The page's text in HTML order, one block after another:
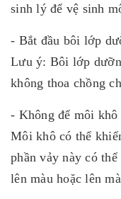
sinh lý để vệ sinh
- Bắt đầu bôi lớp
Lưu ý: Bôi lớp
không thoa chồng
- Không để môi khô
Môi khô có thể
phần vảy này có
lên màu hoặc lên